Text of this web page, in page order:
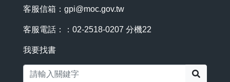
客服信箱： gpi@moc.gov.tw
客服電話：：02-2518-0207 分機22
我要找書